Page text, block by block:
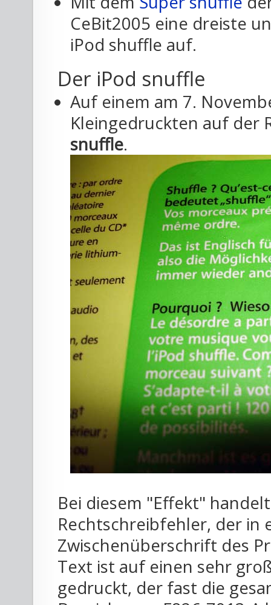
CeBit2005 eine dreiste
iPod shuffle auf.
Der iPod snuffle
Auf einem am 7.
Kleingedruckten auf der
snuffle.
Bei diesem "Effekt"
Rechtschreibfehler, der in
Zwischenüberschrift des
Text ist auf einen sehr
gedruckt, der fast die